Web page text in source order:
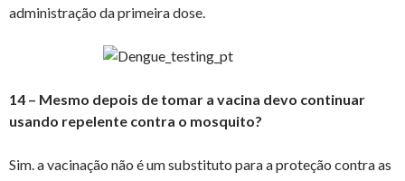
administração da primeira dose.
14 – Mesmo depois de tomar a vacina devo continuar
usando repelente contra o mosquito?
Sim. a vacinação não é um substituto para a proteção contra as